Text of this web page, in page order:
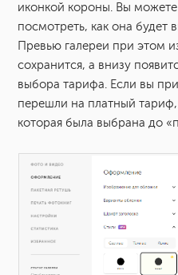
иконкой короны. Вы можете
посмотреть, как она будет
Превью галереи при этом
сохранится, а внизу
выбора тарифа. Если вы
перешли на платный тариф,
которая была выбрана до